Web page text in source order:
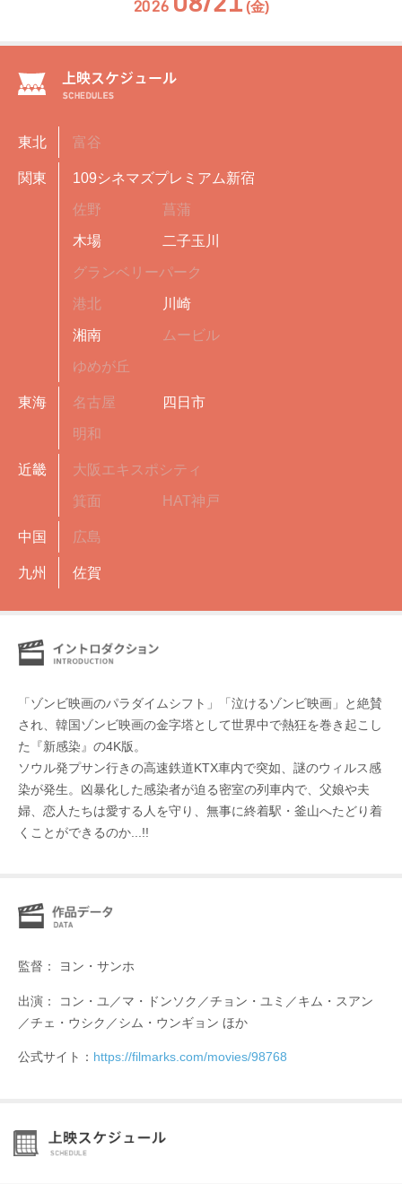
2026 (金)
東北 富谷
関東 109シネマズプレミアム新宿
佐野 菖蒲
木場 二子玉川
グランベリーパーク
港北 川崎
湘南 ムービル
ゆめが丘
東海 名古屋 四日市
明和
近畿 大阪エキスポシティ
箕面 HAT神戸
中国 広島
九州 佐賀
「ゾンビ映画のパラダイムシフト」「泣けるゾンビ映画」と絶賛
され、韓国ゾンビ映画の金字塔として世界中で熱狂を巻き起こし
た『新感染』の4K版。
ソウル発プサン行きの⾼速鉄道KTX⾞内で突如、謎のウィルス感
染が発生。凶暴化した感染者が迫る密室の列車内で、父娘や夫
婦、恋人たちは愛する人を守り、無事に終着駅・釜山へたどり着
くことができるのか...!!
監督： ヨン・サンホ
出演： コン・ユ／マ・ドンソク／チョン・ユミ／キム・スアン
／チェ・ウシク／シム・ウンギョン ほか
公式サイト： https://filmarks.com/movies/98768